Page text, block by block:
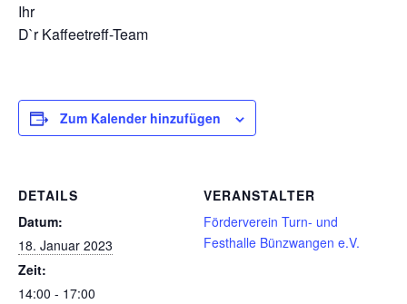
Ihr
D`r Kaffeetreff-Team
Zum Kalender hinzufügen
DETAILS
Datum:
18. Januar 2023
Zeit:
14:00 - 17:00
VERANSTALTER
Förderverein Turn- und
Festhalle Bünzwangen e.V.